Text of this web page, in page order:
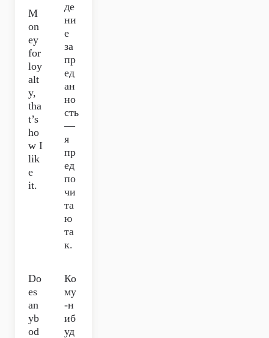
M
on
ey
for
loy
alt
y,
tha
t’s
ho
w I
lik
e
it.
де
ни
е
за
пр
ед
ан
но
сть
—
я
пр
ед
по
чи
та
ю
та
к.
Do
es
an
yb
od
Ко
му
-н
иб
уд